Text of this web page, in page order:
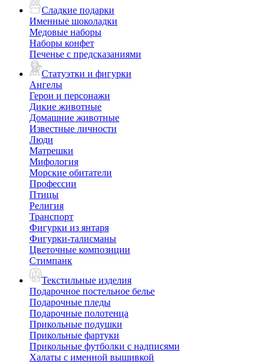
Сладкие подарки
Именные шоколадки
Медовые наборы
Наборы конфет
Печенье с предсказаниями
Статуэтки и фигурки
Ангелы
Герои и персонажи
Дикие животные
Домашние животные
Известные личности
Люди
Матрешки
Мифология
Морские обитатели
Профессии
Птицы
Религия
Транспорт
Фигурки из янтаря
Фигурки-талисманы
Цветочные композиции
Стимпанк
Текстильные изделия
Подарочное постельное белье
Подарочные пледы
Подарочные полотенца
Прикольные подушки
Прикольные фартуки
Прикольные футболки с надписями
Халаты с именной вышивкой